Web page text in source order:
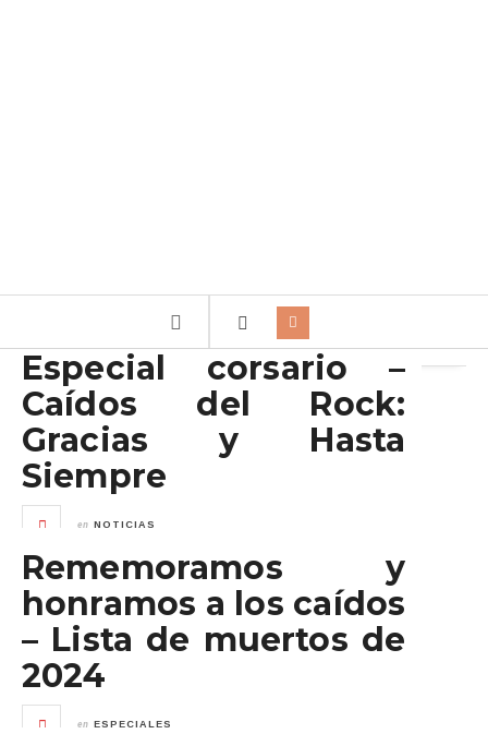
Especial corsario –
Caídos del Rock:
Gracias y Hasta
Siempre
en NOTICIAS
Rememoramos y
honramos a los caídos
– Lista de muertos de
2024
en ESPECIALES